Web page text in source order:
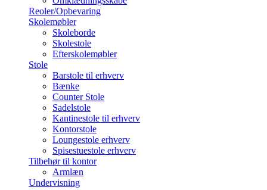
Reoler/Opbevaring
Skolemøbler
Skoleborde
Skolestole
Efterskolemøbler
Stole
Barstole til erhverv
Bænke
Counter Stole
Sadelstole
Kantinestole til erhverv
Kontorstole
Loungestole erhverv
Spisestuestole erhverv
Tilbehør til kontor
Armlæn
Undervisning